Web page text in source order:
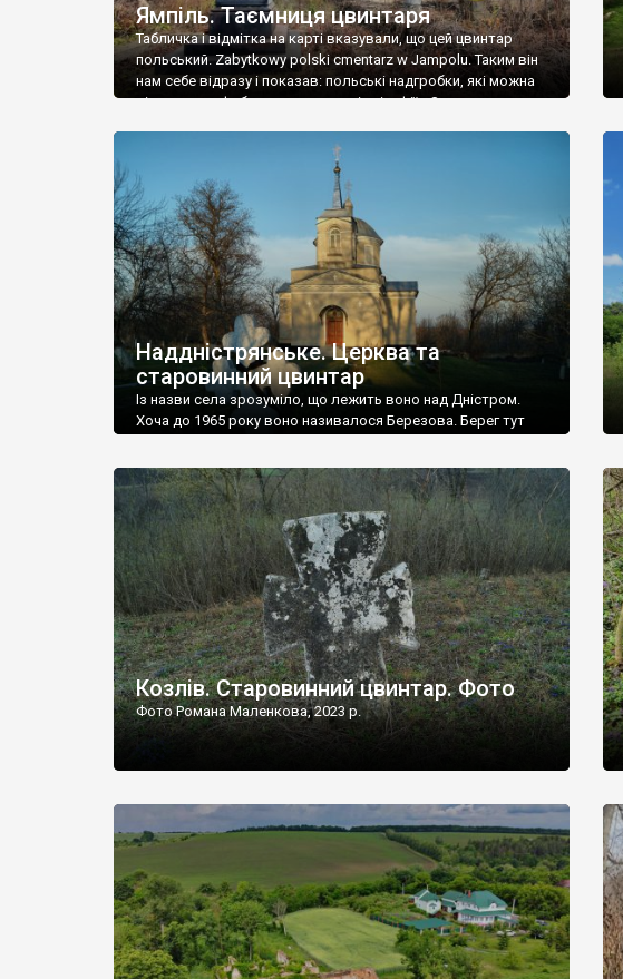
Ямпіль. Таємниця цвинтаря
Табличка і відмітка на карті вказували, що цей цвинтар
польський. Zabytkowy polski cmentarz w Jampolu. Таким він
нам себе відразу і показав: польські надгробки, які можна
віднести до фабричних, польські епітафії… Загалом цвинтар
виявилося більше семи гектарів. Перше враження про
абсолютну звичайність польського цвинтаря виявилося
оманливим – […]
Наддністрянське. Церква та
старовинний цвинтар
Із назви села зрозуміло, що лежить воно над Дністром.
Хоча до 1965 року воно називалося Березова. Берег тут
Наддністрянське відрізняється від більшості навколишніх
сіл. У селі є мурована Михайлівська церква. Точної дати […]
Козлів. Старовинний цвинтар. Фото
Фото Романа Маленкова, 2023 р.